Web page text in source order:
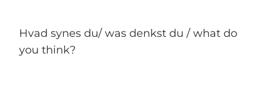
Für Kinder
Hvad synes du/ was denkst du / what do
you think?